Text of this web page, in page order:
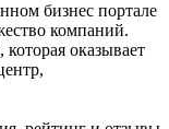
бизнес портале
компаний.
оказывает